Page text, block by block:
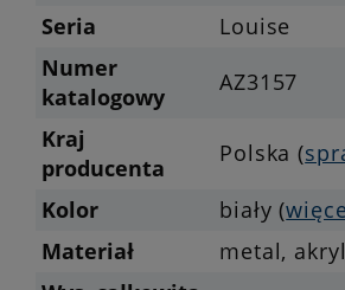
Seria
Louise
Numer
katalogowy
AZ3157
Kraj
producenta
Polska (
Kolor
biały (
Materiał
metal, akryl